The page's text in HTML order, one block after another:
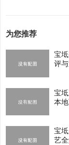
为您推荐
宝
评
宝
本
宝
艺